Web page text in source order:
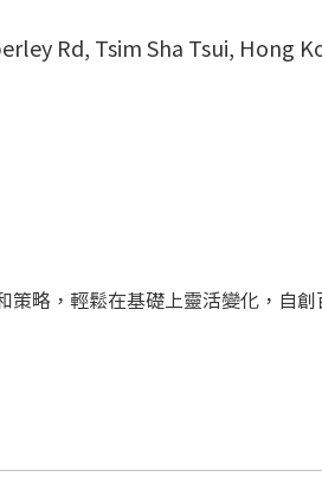
Rd, Tsim Sha Tsui, Hong
策略，輕鬆在基礎上靈活變化，自